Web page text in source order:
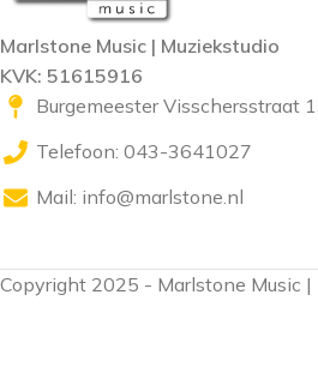
Marlstone Music | Muziekstudio
KVK: 51615916
Burgemeester Visschersstraat
Telefoon: 043-3641027
Mail: info@marlstone.nl
Copyright 2025 - Marlstone Music |